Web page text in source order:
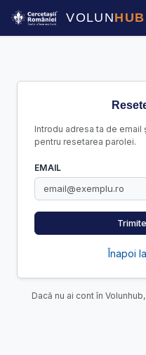
VOLUNHUB
Introdu adresa ta de email
pentru resetarea parolei.
EMAIL
Înapoi
Dacă nu ai cont în